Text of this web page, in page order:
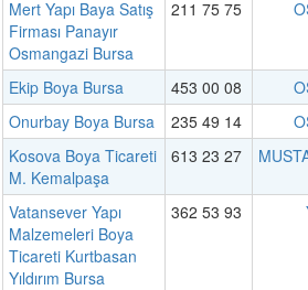
Mert Yapı Baya Satış
Firması Panayır
Osmangazi Bursa
211 75 75
Ekip Boya Bursa 453 00 08
Onurbay Boya Bursa
235 49 14
Kosova Boya Ticareti
M. Kemalpaşa
613 23 27
Vatansever Yapı
Malzemeleri Boya
Ticareti Kurtbasan
Yıldırım Bursa
362 53 93